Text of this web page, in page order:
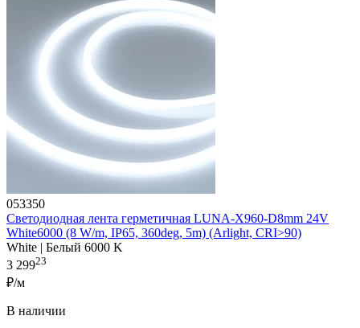
053350
Светодиодная лента герметичная LUNA-X960-D8mm 24V
White6000 (8 W/m, IP65, 360deg, 5m) (Arlight, CRI>90)
White | Белый 6000 K
3 29923
₽/м
В наличии